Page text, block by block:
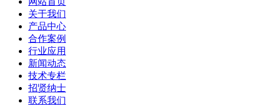
关于我们
产品中心
合作案例
行业应用
新闻动态
技术专栏
招贤纳士
联系我们